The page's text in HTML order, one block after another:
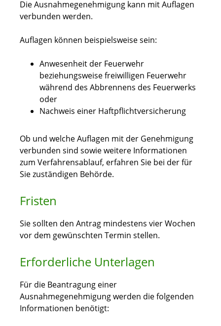
Die Ausnahmegenehmigung kann mit Auflagen
verbunden werden.
Auflagen können beispielsweise sein:
Anwesenheit der Feuerwehr
beziehungsweise freiwilligen Feuerwehr
während des Abbrennens des Feuerwerks
oder
Nachweis einer Haftpflichtversicherung
Ob und welche Auflagen mit der Genehmigung
verbunden sind sowie weitere Informationen
zum Verfahrensablauf, erfahren Sie bei derfür
Sie zuständigen Behörde.
Fristen
Sie sollten den Antrag mindestens vier Wochen
vor dem gewünschten Termin stellen.
Erforderliche Unterlagen
Für die Beantragung einer
Ausnahmegenehmigung werden die folgenden
Informationen benötigt: